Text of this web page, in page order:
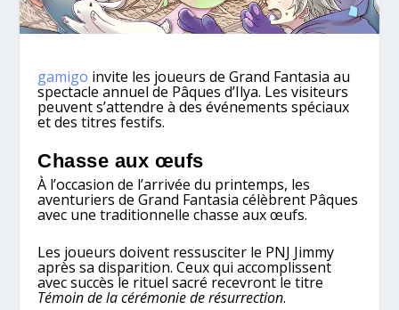
gamigo invite les joueurs de Grand Fantasia au
spectacle annuel de Pâques d’Ilya. Les visiteurs
peuvent s’attendre à des événements spéciaux
et des titres festifs.
Chasse aux œufs
À l’occasion de l’arrivée du printemps, les
aventuriers de Grand Fantasia célèbrent Pâques
avec une traditionnelle chasse aux œufs.
Les joueurs doivent ressusciter le PNJ Jimmy
après sa disparition. Ceux qui accomplissent
avec succès le rituel sacré recevront le titre
Témoin de la cérémonie de résurrection.